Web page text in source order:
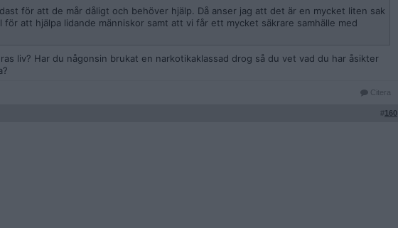
för att de mår dåligt och behöver hjälp. Då anser jag att det är en mycket liten sak
att hjälpa lidande människor samt att vi får ett mycket säkrare samhälle med
liv? Har du någonsin brukat en narkotikaklassad drog så du vet vad du har åsikter
Citera
#160